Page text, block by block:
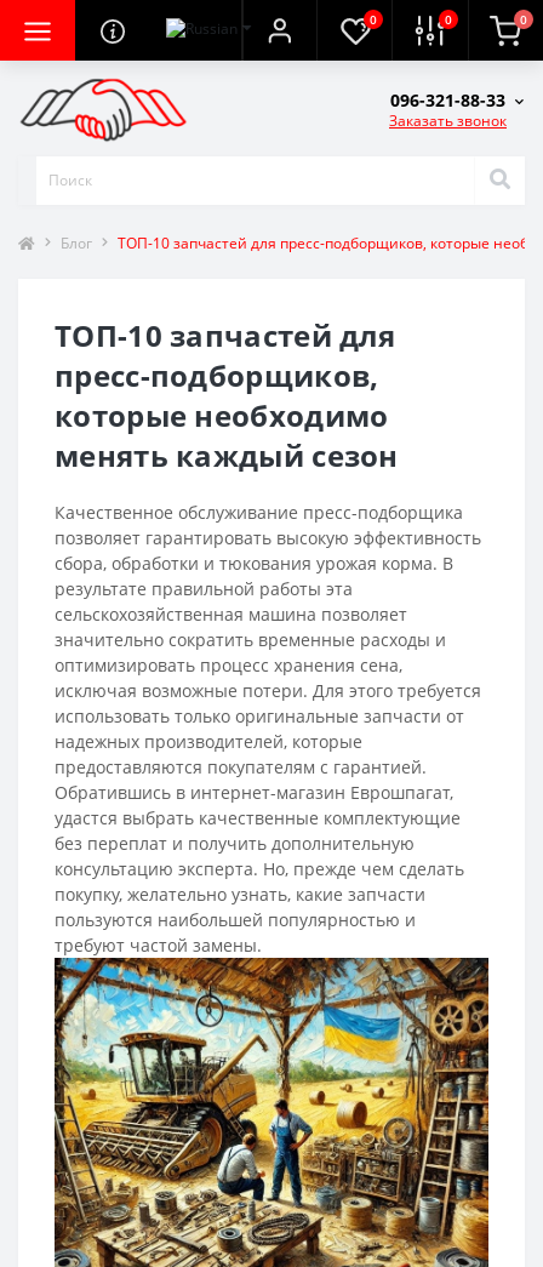
0 0 0
096-321-88-33
Заказать звонок
Блог ТОП-10 запчастей для пресс-подборщиков, которые
ТОП-10 запчастей для
пресс-подборщиков,
которые необходимо
менять каждый сезон
Качественное обслуживание пресс-подборщика
позволяет гарантировать высокую эффективность
сбора, обработки и тюкования урожая корма. В
результате правильной работы эта
сельскохозяйственная машина позволяет
значительно сократить временные расходы и
оптимизировать процесс хранения сена,
исключая возможные потери. Для этого требуется
использовать только оригинальные запчасти от
надежных производителей, которые
предоставляются покупателям с гарантией.
Обратившись в интернет-магазин Еврошпагат,
удастся выбрать качественные комплектующие
без переплат и получить дополнительную
консультацию эксперта. Но, прежде чем сделать
покупку, желательно узнать, какие запчасти
пользуются наибольшей популярностью и
требуют частой замены.